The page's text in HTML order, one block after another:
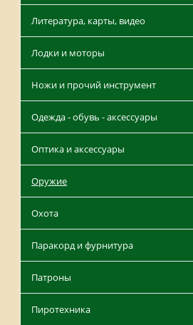
Литература, карты, видео
Лодки и моторы
Ножи и прочий инструмент
Одежда - обувь - аксессуары
Оптика и аксессуары
Оружие
Охота
Паракорд и фурнитура
Патроны
Пиротехника